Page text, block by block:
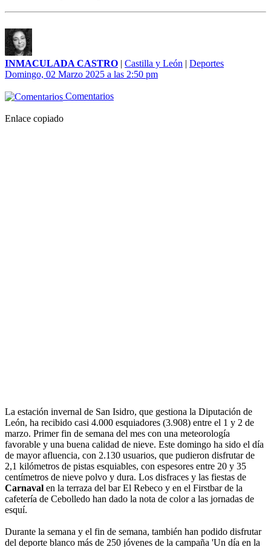
INMACULADA CASTRO | Castilla y León | Deportes
Domingo, 02 Marzo 2025 a las 2:50 pm
Comentarios
Enlace copiado
La estación invernal de San Isidro, que gestiona la Diputación de
León, ha recibido casi 4.000 esquiadores (3.908) entre el 1 y 2 de
marzo. Primer fin de semana del mes con una meteorología
favorable y una buena calidad de nieve. Este domingo ha sido el día
de mayor afluencia, con 2.130 usuarios, que pudieron disfrutar de
2,1 kilómetros de pistas esquiables, con espesores entre 20 y 35
centímetros de nieve polvo y dura. Los disfraces y las fiestas de
Carnaval en la terraza del bar El Rebeco y en el Firstbar de la
cafetería de Cebolledo han dado la nota de color a las jornadas de
esquí.
Durante la semana y el fin de semana, también han podido disfrutar
del deporte blanco más de 250 jóvenes de la campaña 'Un día en la